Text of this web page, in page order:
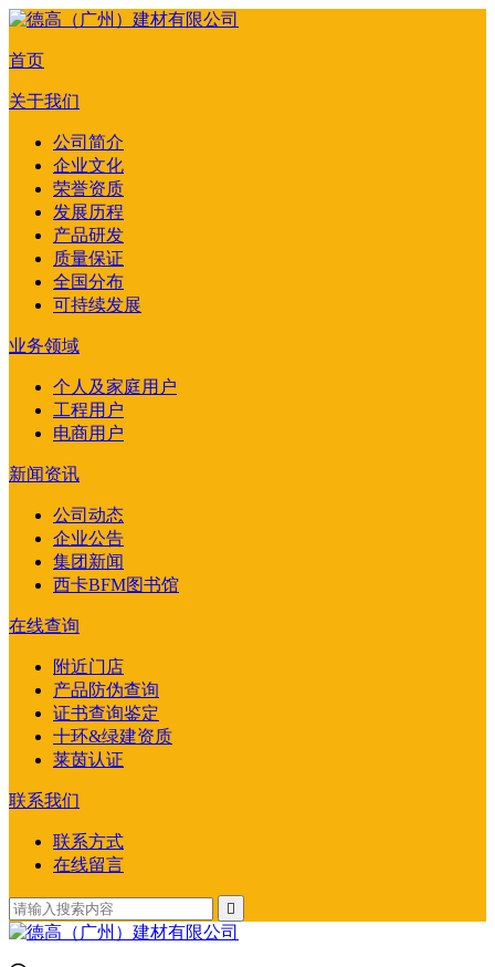
首页
关于我们
公司简介
企业文化
荣誉资质
发展历程
产品研发
质量保证
全国分布
可持续发展
业务领域
个人及家庭用户
工程用户
电商用户
新闻资讯
公司动态
企业公告
集团新闻
西卡BFM图书馆
在线查询
附近门店
产品防伪查询
证书查询鉴定
十环&绿建资质
莱茵认证
联系我们
联系方式
在线留言
